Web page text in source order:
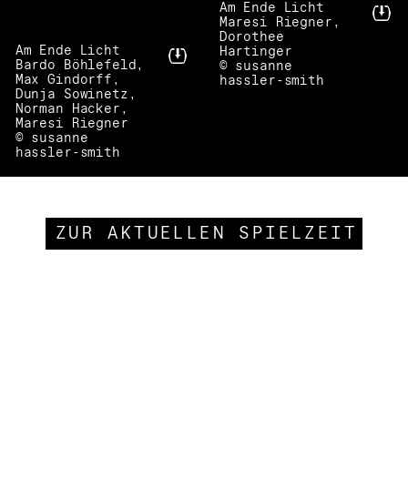
Am Ende Licht
Maresi Riegner,
Dorothee
Hartinger
© susanne
hassler-smith
Am Ende Licht
Bardo Böhlefeld,
Max Gindorff,
Dunja Sowinetz,
Norman Hacker,
Maresi Riegner
© susanne
hassler-smith
ZUR AKTUELLEN SPIELZEIT